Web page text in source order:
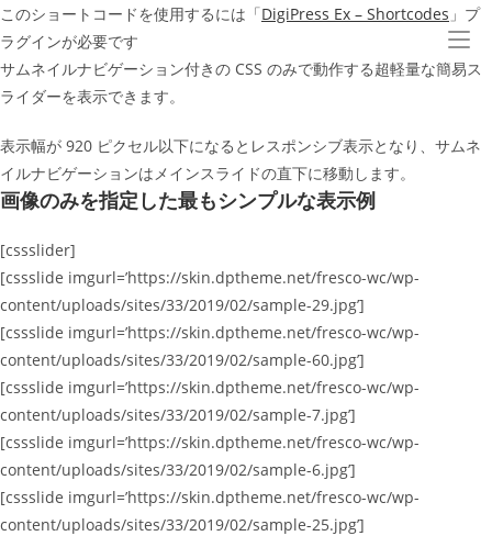
コ
ン
テ
ン
へ
ス
キ
プ
このショートコードを使用するには「DigiPress Ex – Shortcodes 」プ
ラグインが必要です
サムネイルナビゲーション付きの CSS のみで動作する超軽量な簡易ス
ライダーを表示できます。
表示幅が 920 ピクセル以下になるとレスポンシブ表示となり、サムネ
イルナビゲーションはメインスライドの直下に移動します。
画像のみを指定した最もシンプルな表示例
[cssslider]
[cssslide imgurl=’https://skin.dptheme.net/fresco-wc/wp-
content/uploads/sites/33/2019/02/sample-29.jpg’]
[cssslide imgurl=’https://skin.dptheme.net/fresco-wc/wp-
content/uploads/sites/33/2019/02/sample-60.jpg’]
[cssslide imgurl=’https://skin.dptheme.net/fresco-wc/wp-
content/uploads/sites/33/2019/02/sample-7.jpg’]
[cssslide imgurl=’https://skin.dptheme.net/fresco-wc/wp-
content/uploads/sites/33/2019/02/sample-6.jpg’]
[cssslide imgurl=’https://skin.dptheme.net/fresco-wc/wp-
content/uploads/sites/33/2019/02/sample-25.jpg’]